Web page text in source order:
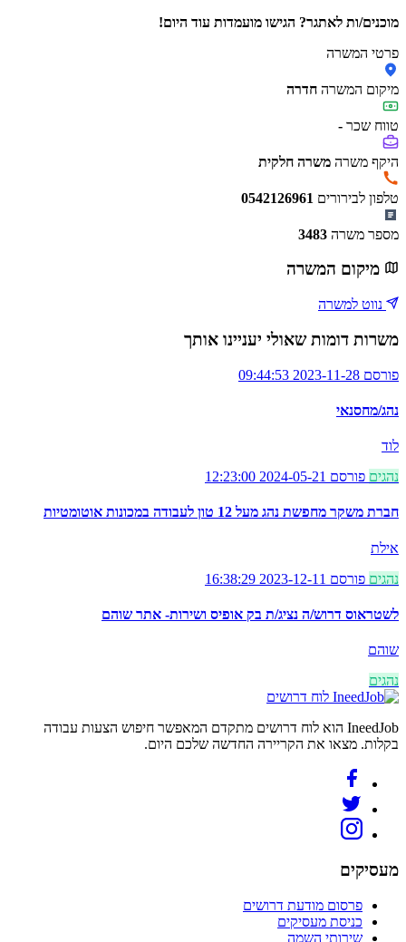
מוכנים/ות לאתגר? הגישו מועמדות עוד היום!
פרטי המשרה
מיקום המשרה חדרה
טווח שכר -
היקף משרה משרה חלקית
טלפון לבירורים 0542126961
מספר משרה 3483
מיקום המשרה
נווט למשרה
משרות דומות שאולי יעניינו אותך
פורסם 2023-11-28 09:44:53
נהג/מחסנאי
לוד
נהגים פורסם 2024-05-21 12:23:00
חברת משקר מחפשת נהג מעל 12 טון לעבודה במכונות אוטומטיות
אילת
נהגים פורסם 2023-12-11 16:38:29
לשטראוס דרוש/ה נציג/ת בק אופיס ושירות- אתר שוהם
שוהם
נהגים
לוח דרושים
IneedJob הוא לוח דרושים מתקדם המאפשר חיפוש הצעות עבודה
בקלות. מצאו את הקריירה החדשה שלכם היום.
מעסיקים
פרסום מודעת דרושים
כניסת מעסיקים
שירותי השמה